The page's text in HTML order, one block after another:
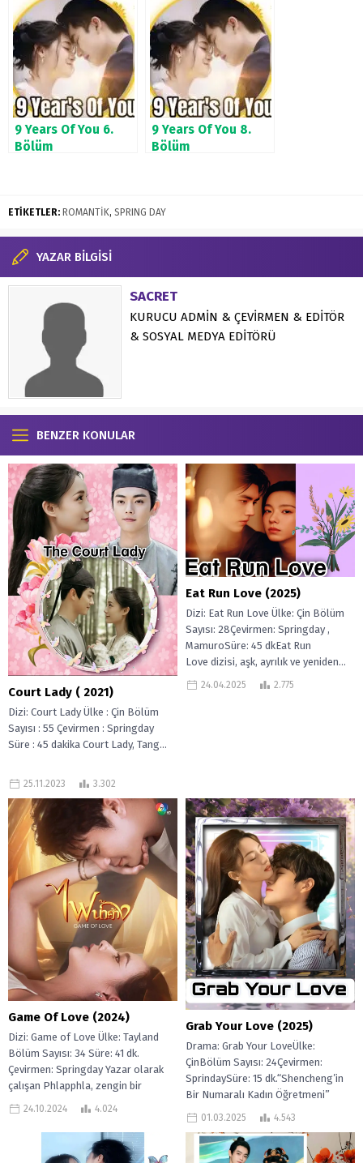
9 Years Of You 6.
Bölüm
9 Years Of You 8.
Bölüm
ETİKETLER: ROMANTİK, SPRING DAY
YAZAR BİLGİSİ
SACRET
KURUCU ADMİN & ÇEVİRMEN & EDİTÖR
& SOSYAL MEDYA EDİTÖRÜ
BENZER KONULAR
Court Lady ( 2021)
Dizi: Court Lady Ülke : Çin Bölüm
Sayısı : 55 Çevirmen : Springday
Süre : 45 dakika Court Lady, Tang...
25.11.2023 3.302
Eat Run Love (2025)
Dizi: Eat Run Love Ülke: Çin Bölüm
Sayısı: 28Çevirmen: Springday ,
MamuroSüre: 45 dkEat Run
Love dizisi, aşk, ayrılık ve yeniden...
24.04.2025 2.775
Game Of Love (2024)
Dizi: Game of Love Ülke: Tayland
Bölüm Sayısı: 34 Süre: 41 dk.
Çevirmen: Springday Yazar olarak
çalışan Phlapphla, zengin bir
adamla evlenen...
24.10.2024 4.024
Grab Your Love (2025)
Drama: Grab Your LoveÜlke:
ÇinBölüm Sayısı: 24Çevirmen:
SprindaySüre: 15 dk.“Shencheng’in
Bir Numaralı Kadın Öğretmeni”
olmayı hedefleyen Min Jiang Xi ile...
01.03.2025 4.543